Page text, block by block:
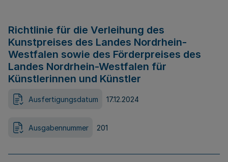
Richtlinie für die Verleihung des
Kunstpreises des Landes Nordrhein-
Westfalen sowie des Förderpreises des
Landes Nordrhein-Westfalen für
Künstlerinnen und Künstler
Ausfertigungsdatum 17.12.2024
Ausgabennummer 201